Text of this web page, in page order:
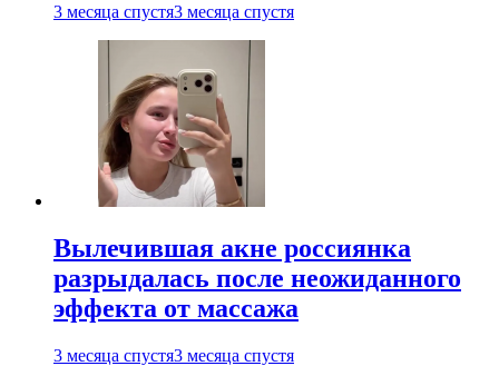
3 месяца спустя3 месяца спустя
Вылечившая акне россиянка
разрыдалась после неожиданного
эффекта от массажа
3 месяца спустя3 месяца спустя